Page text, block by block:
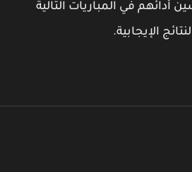
في المباريات التالية
الإيجابية.